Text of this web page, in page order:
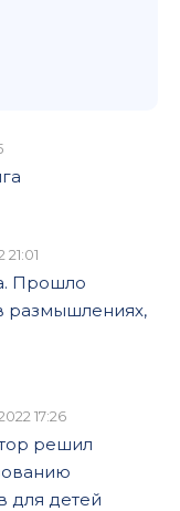
Прошло
размышлениях,
17:26
решил
для детей